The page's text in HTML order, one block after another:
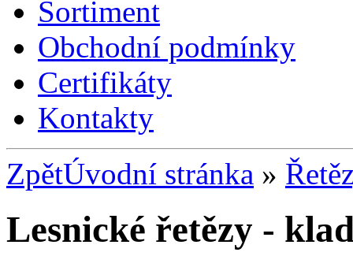
Sortiment
Obchodní podmínky
Certifikáty
Kontakty
ZpětÚvodní stránka »
Lesnické řetězy -